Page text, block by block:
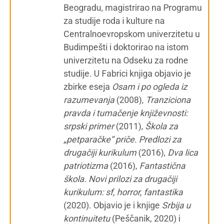
Beogradu, magistrirao na Programu
za studije roda i kulture na
Centralnoevropskom univerzitetu u
Budimpešti i doktorirao na istom
univerzitetu na Odseku za rodne
studije. U Fabrici knjiga objavio je
zbirke eseja Osam i po ogleda iz
razumevanja(2008), Tranziciona
pravda i tumačenje književnosti:
srpski primer(2011), Škola za
„petparačke“ priče. Predlozi za
drugačiji kurikulum(2016), Dva lica
patriotizma(2016), Fantastična
škola. Novi prilozi za drugačiji
kurikulum: sf, horror, fantastika
(2020). Objavio je i knjige Srbija u
kontinuitetu(Peščanik, 2020) i